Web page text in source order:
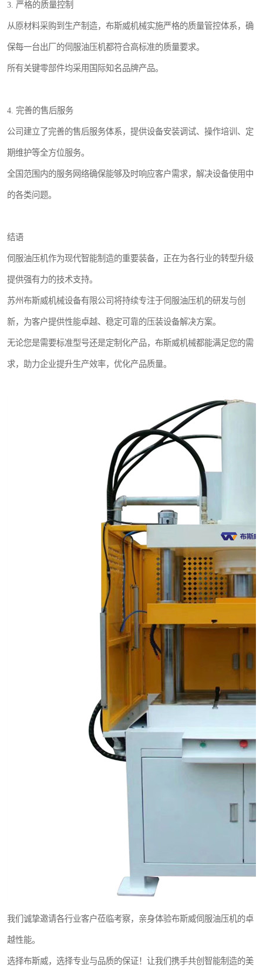
3. 严格的质量控制
从原材料采购到生产制造，布斯威机械实施严格的质量管控体系，确
保每一台出厂的伺服油压机都符合高标准的质量要求。
所有关键零部件均采用国际知名品牌产品。
4. 完善的售后服务
公司建立了完善的售后服务体系，提供设备安装调试、操作培训、定
期维护等全方位服务。
全国范围内的服务网络确保能够及时响应客户需求，解决设备使用中
的各类问题。
结语
伺服油压机作为现代智能制造的重要装备，正在为各行业的转型升级
提供强有力的技术支持。
苏州布斯威机械设备有限公司将持续专注于伺服油压机的研发与创
新，为客户提供性能卓越、稳定可靠的压装设备解决方案。
无论您是需要标准型号还是定制化产品，布斯威机械都能满足您的需
求，助力企业提升生产效率，优化产品质量。
我们诚挚邀请各行业客户莅临考察，亲身体验布斯威伺服油压机的卓
越性能。
选择布斯威，选择专业与品质的保证！让我们携手共创智能制造的美